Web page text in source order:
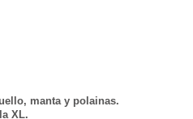
manta y polainas.
XL.